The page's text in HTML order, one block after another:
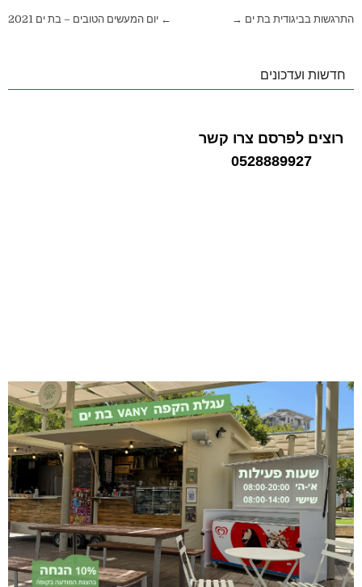
ניווט ← יום המעשים הטובים – בת ים 2021 התרגשות בביגודית בת ים →
חדשות ועדכונים
רוצים לפרסם צרו קשר
0528889927